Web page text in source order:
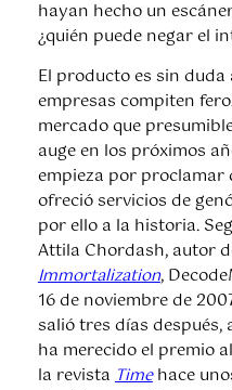
hayan hecho un
¿quién puede negar el
El producto es sin
empresas compiten
mercado que
auge en los próximos
empieza por proclamar
ofreció servicios de
por ello a la historia.
Attila Chordash, autor
Immortalization,
16 de noviembre de
salió tres días después,
ha merecido el premio
la revistaTimehace